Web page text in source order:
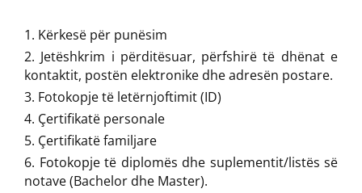
Kërkesë për punësim
Jetëshkrim i përditësuar, përfshirë të dhënat e
kontaktit, postën elektronike dhe adresën postare.
Fotokopje të letërnjoftimit (ID)
Çertifikatë personale
Çertifikatë familjare
Fotokopje të diplomës dhe suplementit/listës së
notave (Bachelor dhe Master).